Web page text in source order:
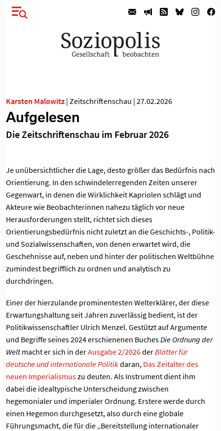
Karsten Malowitz | Zeitschriftenschau | 27.02.2026
Aufgelesen
Die Zeitschriftenschau im Februar 2026
Je unübersichtlicher die Lage, desto größer das Bedürfnis nach
Orientierung. In den schwindelerregenden Zeiten unserer
Gegenwart, in denen die Wirklichkeit Kapriolen schlägt und
Akteure wie Beobachterinnen nahezu täglich vor neue
Herausforderungen stellt, richtet sich dieses
Orientierungsbedürfnis nicht zuletzt an die Geschichts-, Politik-
und Sozialwissenschaften, von denen erwartet wird, die
Geschehnisse auf, neben und hinter der politischen Weltbühne
zumindest begrifflich zu ordnen und analytisch zu
durchdringen.
Einer der hierzulande prominentesten Welterklärer, der diese
Erwartungshaltung seit Jahren zuverlässig bedient, ist der
Politikwissenschaftler Ulrich Menzel. Gestützt auf Argumente
und Begriffe seines 2024 erschienenen BuchesDie Ordnung der
Weltmacht er sich in derAusgabe 2/2026derBlätter für
deutsche und internationale Politikdaran, Das Zeitalter des
neuen Imperialismuszu deuten. Als Instrument dient ihm
dabei die idealtypische Unterscheidung zwischen
hegemonialer und imperialer Ordnung. Erstere werde durch
einen Hegemon durchgesetzt, also durch eine globale
Führungsmacht, die für die „Bereitstellung internationaler